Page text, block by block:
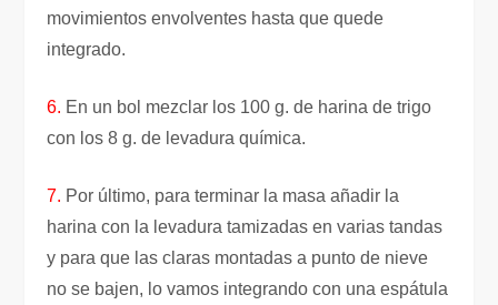
movimientos envolventes hasta que quede
integrado.
6. En un bol mezclar los 100 g. de harina de trigo
con los 8 g. de levadura química.
7. Por último, para terminar la masa añadir la
harina con la levadura tamizadas en varias tandas
y para que las claras montadas a punto de nieve
no se bajen, lo vamos integrando con una espátula